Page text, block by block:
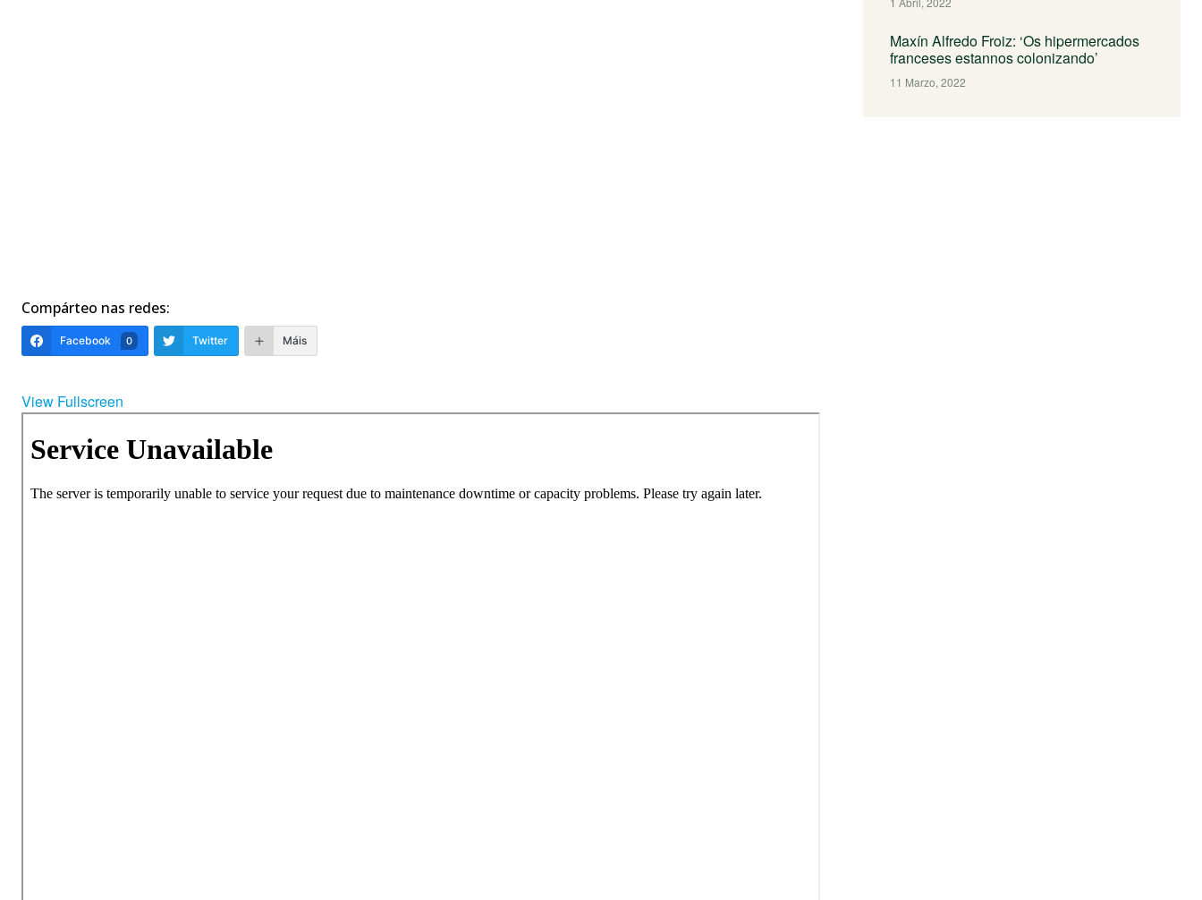
Compárteo nas redes:
Facebook 0 Twitter Máis
View Fullscreen
Maxín Alfredo Froiz: ‘Os hipermercados
franceses estannos colonizando’
11 Marzo, 2022